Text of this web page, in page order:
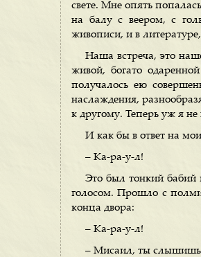
свете. Мне опять
на балу с веером, с
живописи, и в
Наша встреча, это
живой, богато
получалось ею
наслаждения,
к другому. Теперь уж я
И как бы в ответ на
– Ка-ра-у-л!
Это был тонкий бабий
голосом. Прошло с
конца двора:
– Ка-ра-у-л!
– Мисаил, ты